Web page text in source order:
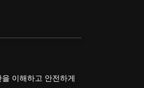
이해하고 안전하게